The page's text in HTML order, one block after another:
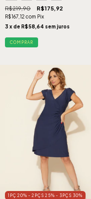
R$219,90 R$175,92
R$167,12 com Pix
3 x de R$58,64 sem juros
COMPRAR
1PÇ 20% - 2PÇS 25% - 3PÇS 30%